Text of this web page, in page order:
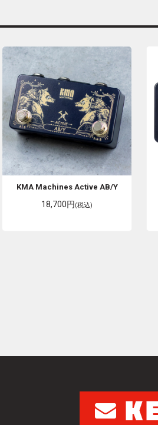
KMA Machines Active AB/Y
18,700円(税込)